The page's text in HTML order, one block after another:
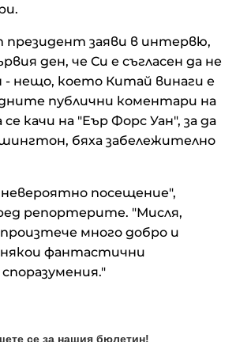
президент заяви в интервю,
ден, че Си е съгласен да не
- нещо, което Китай винаги е
публични коментари на
качи на "Еър Форс Уан", за да
бяха забележително
посещение",
репортерите. "Мисля,
много добро и
фантастични